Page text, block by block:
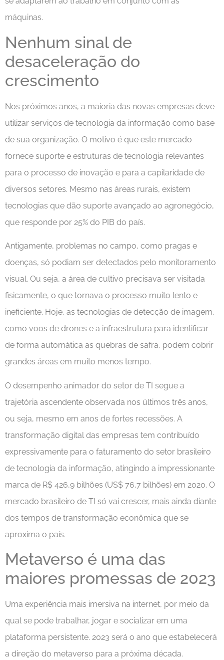
máquinas.
Nenhum sinal de
desaceleração do
crescimento
Nos próximos anos, a maioria das novas empresas deve
utilizar serviços de tecnologia da informação como base
de sua organização. O motivo é que este mercado
fornece suporte e estruturas de tecnologia relevantes
para o processo de inovação e para a capilaridade de
diversos setores. Mesmo nas áreas rurais, existem
tecnologias que dão suporte avançado ao agronegócio,
que responde por 25% do PIB do país.
Antigamente, problemas no campo, como pragas e
doenças, só podiam ser detectados pelo monitoramento
visual. Ou seja, a área de cultivo precisava ser visitada
fisicamente, o que tornava o processo muito lento e
ineficiente. Hoje, as tecnologias de detecção de imagem,
como voos de drones e a infraestrutura para identificar
de forma automática as quebras de safra, podem cobrir
grandes áreas em muito menos tempo.
O desempenho animador do setor de TI segue a
trajetória ascendente observada nos últimos três anos,
ou seja, mesmo em anos de fortes recessões. A
transformação digital das empresas tem contribuído
expressivamente para o faturamento do setor brasileiro
de tecnologia da informação, atingindo a impressionante
marca de R$ 426,9 bilhões (US$ 76,7 bilhões) em 2020. O
mercado brasileiro de TI só vai crescer, mais ainda diante
dos tempos de transformação econômica que se
aproxima o país.
Metaverso é uma das
maiores promessas de 2023
Uma experiência mais imersiva na internet, por meio da
qual se pode trabalhar, jogar e socializar em uma
plataforma persistente. 2023 será o ano que estabelecerá
a direção do metaverso para a próxima década.